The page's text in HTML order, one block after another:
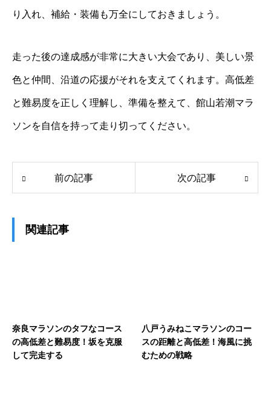
り入れ、補給・装備も万全にしておきましょう。
走った後の達成感が非常に大きい大会であり、美しい景
色と仲間、沿道の応援がそれを支えてくれます。高低差
と難易度を正しく理解し、準備を整えて、館山若潮マラ
ソンを自信を持って走り切ってください。
前の記事 次の記事
関連記事
奈良マラソンのタフなコース
の高低差と難易度！坂を克服
して完走する
八戸うみねこマラソンのコー
スの距離と高低差！海風に挑
むための戦略